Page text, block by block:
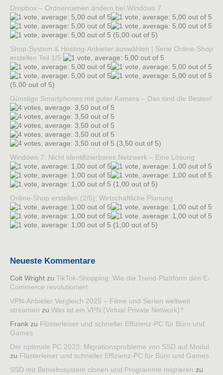
Dropbox – Ordnernamen ändern bei Windows 7
(5,00 out of 5)
Shop-System & Hosting-Anbieter auswählen | Serie Online-Shop
erstellen Teil 1/5
(5,00 out of 5)
Günstige Smartphones mit guter Kamera – Das sind die Besten!
(3,50 out of 5)
Windows 7: Nicht identifizierbares Netzwerk – Eine Lösung
(1,00 out of 5)
Online-Shop erstellen (2/5): Wirtschaftliche Planung
(1,00 out of 5)
Neueste Kommentare
Colt Wright zu TikTok-Shopping: Wie die Trend-Plattform den E-
Commerce revolutioniert
VPN-Anbieter Vergleich 2025 – Filme und Serien weltweit
streamen zu Was ist ein VPN (Virtual Private Network)?
Frank zu Flüsterleiser und schneller Effizienz-PC für Büro und
Games
Der optimale PC 2023: Migrationsprobleme von SSD auf Modul
zu Flüsterleiser und schneller Effizienz-PC für Büro und Games
SSD mit Betriebssystem clonen und Programme migrieren zu